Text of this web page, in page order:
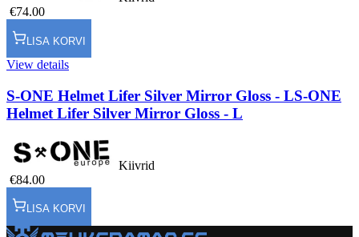
€74.00
LISA KORVI
View details
S-ONE Helmet Lifer Silver Mirror Gloss - LS-ONE
Helmet Lifer Silver Mirror Gloss - L
Kiivrid
€84.00
LISA KORVI